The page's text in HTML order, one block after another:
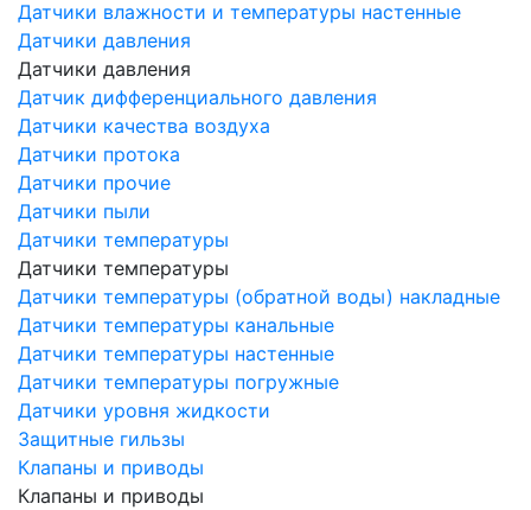
Датчики влажности и температуры настенные
Датчики давления
Датчики давления
Датчик дифференциального давления
Датчики качества воздуха
Датчики протока
Датчики прочие
Датчики пыли
Датчики температуры
Датчики температуры
Датчики температуры (обратной воды) накладные
Датчики температуры канальные
Датчики температуры настенные
Датчики температуры погружные
Датчики уровня жидкости
Защитные гильзы
Клапаны и приводы
Клапаны и приводы